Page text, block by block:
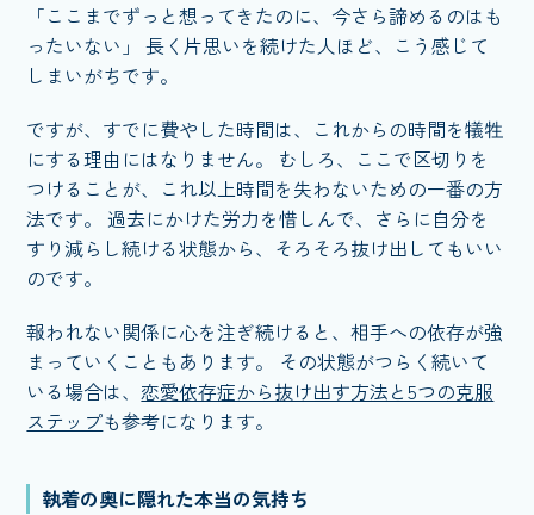
「ここまでずっと想ってきたのに、今さら諦めるのはも
ったいない」 長く片思いを続けた人ほど、こう感じて
しまいがちです。
ですが、すでに費やした時間は、これからの時間を犠牲
にする理由にはなりません。 むしろ、ここで区切りを
つけることが、これ以上時間を失わないための一番の方
法です。 過去にかけた労力を惜しんで、さらに自分を
すり減らし続ける状態から、そろそろ抜け出してもいい
のです。
報われない関係に心を注ぎ続けると、相手への依存が強
まっていくこともあります。 その状態がつらく続いて
いる場合は、恋愛依存症から抜け出す方法と5つの克服
ステップも参考になります。
執着の奥に隠れた本当の気持ち